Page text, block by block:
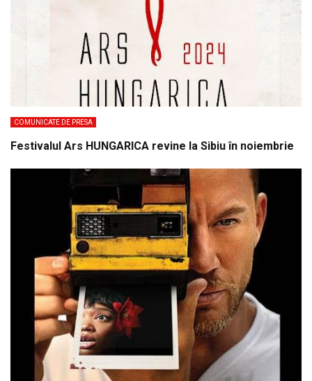
COMUNICATE DE PRESA
Festivalul Ars HUNGARICA revine la Sibiu în noiembrie